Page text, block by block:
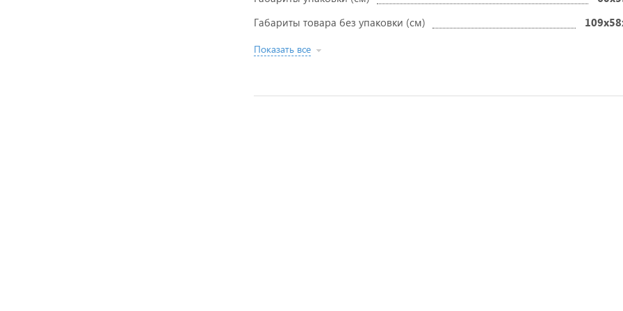
Габариты товара без упаковки (см)
Показать все